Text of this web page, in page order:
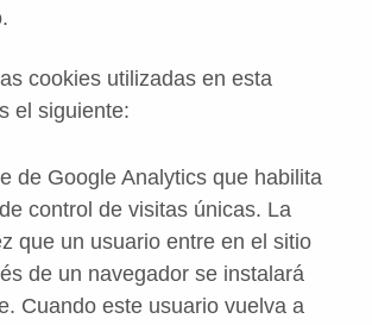
cookies utilizadas en esta
el siguiente:
de Google Analytics que habilita
control de visitas únicas. La
que un usuario entre en el sitio
de un navegador se instalará
Cuando este usuario vuelva a